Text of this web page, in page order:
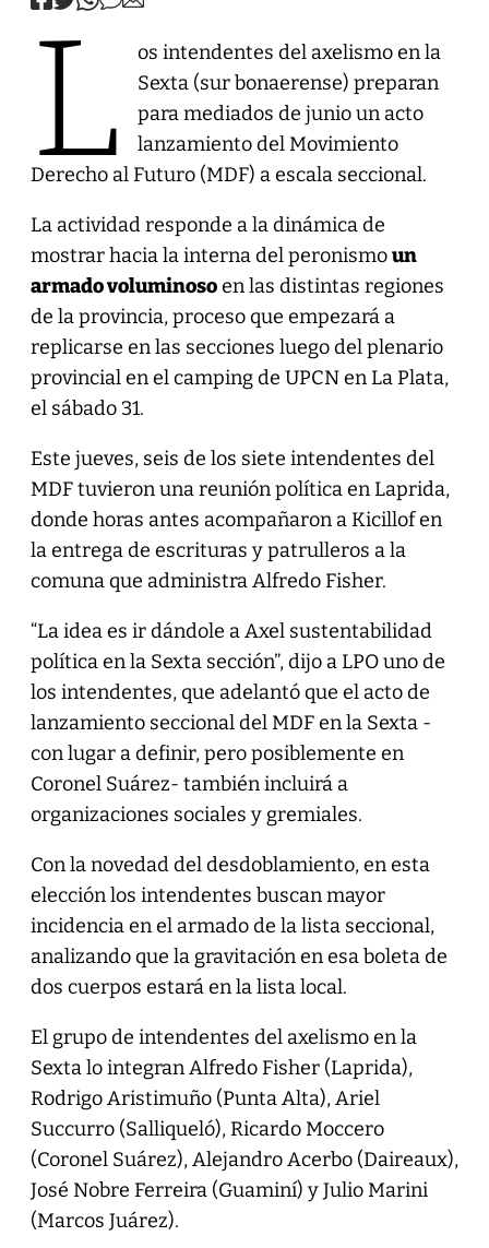
L
os intendentes del axelismo en la
Sexta (sur bonaerense) preparan
para mediados de junio un acto
lanzamiento del Movimiento
Derecho al Futuro (MDF) a escala seccional.
La actividad responde a la dinámica de
mostrar hacia la interna del peronismoun
armado voluminosoen las distintas regiones
de la provincia, proceso que empezará a
replicarse en las secciones luego del plenario
provincial en el camping de UPCN en La Plata,
el sábado 31.
Este jueves, seis de los siete intendentes del
MDF tuvieron una reunión política en Laprida,
donde horas antes acompañaron a Kicillof en
la entrega de escrituras y patrulleros a la
comuna que administra Alfredo Fisher.
“La idea es ir dándole a Axel sustentabilidad
política en la Sexta sección”, dijo a LPO uno de
los intendentes, que adelantó que el acto de
lanzamiento seccional del MDF en la Sexta -
con lugar a definir, pero posiblemente en
Coronel Suárez- también incluirá a
organizaciones sociales y gremiales.
Con la novedad del desdoblamiento, en esta
elección los intendentes buscan mayor
incidencia en el armado de la lista seccional,
analizando que la gravitación en esa boleta de
dos cuerpos estará en la lista local.
El grupo de intendentes del axelismo en la
Sexta lo integran Alfredo Fisher (Laprida),
Rodrigo Aristimuño (Punta Alta), Ariel
Succurro (Salliqueló), Ricardo Moccero
(Coronel Suárez), Alejandro Acerbo (Daireaux),
José Nobre Ferreira (Guaminí) y Julio Marini
(Marcos Juárez).